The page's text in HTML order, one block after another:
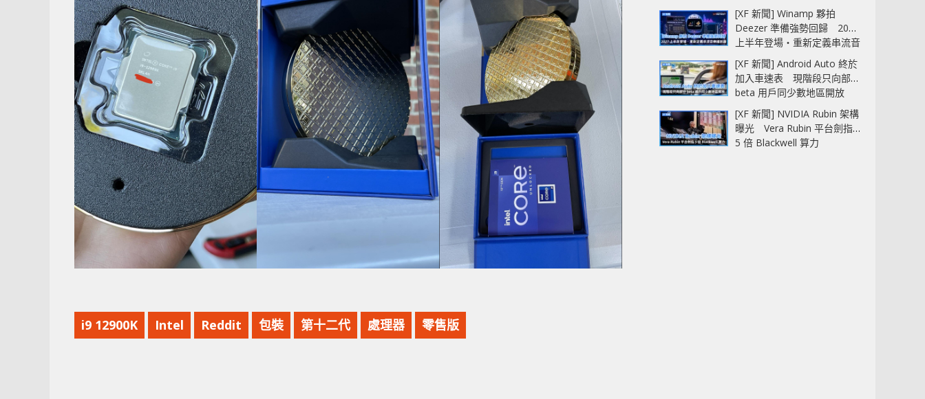
i9 12900K Intel Reddit 包裝 第十二代 處理器 零售版
[XF 新聞] Winamp 夥拍
Deezer 準備強勢回歸 2027
上半年登場‧重新定義串流音
樂播放器
[XF 新聞] Android Auto 終於
加入車速表 現階段只向部分
beta 用戶同少數地區開放
[XF 新聞] NVIDIA Rubin 架構
曝光 Vera Rubin 平台劍指
5 倍 Blackwell 算力